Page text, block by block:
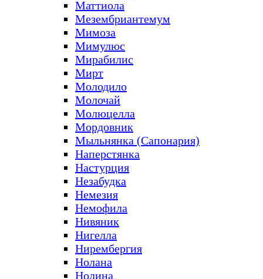
Маттиола
Мезембриантемум
Мимоза
Мимулюс
Мирабилис
Мирт
Молодило
Молочай
Молюцелла
Мордовник
Мыльнянка (Сапонария)
Наперстянка
Настурция
Незабудка
Немезия
Немофила
Нивяник
Нигелла
Нирембергия
Нолана
Нолина